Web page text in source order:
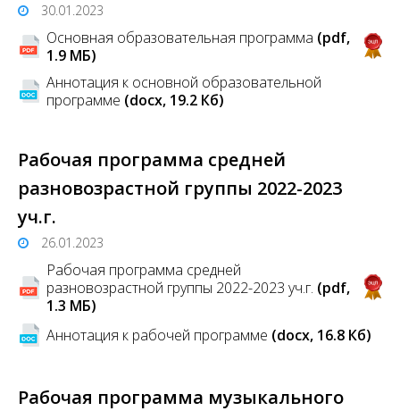
30.01.2023
Основная образовательная программа (pdf,
1.9 MБ)
Аннотация к основной образовательной
программе (docx, 19.2 Кб)
Рабочая программа средней
разновозрастной группы 2022-2023
уч.г.
26.01.2023
Рабочая программа средней
разновозрастной группы 2022-2023 уч.г. (pdf,
1.3 MБ)
Аннотация к рабочей программе (docx, 16.8 Кб)
Рабочая программа музыкального